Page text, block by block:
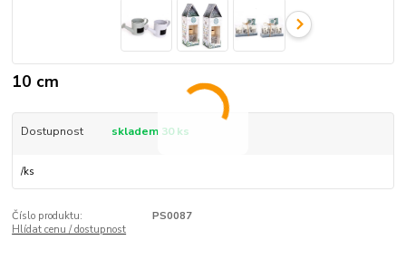
10 cm
Dostupnost skladem 30 ks
/ks
Číslo produktu:
PS0087
Hlídat cenu / dostupnost